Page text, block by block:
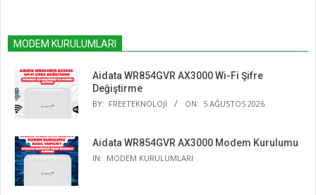
MODEM KURULUMLARI
Aidata WR854GVR AX3000 Wi-Fi Şifre
Değiştirme
BY: FREETEKNOLOJI ON: 5 AĞUSTOS 2026
Aidata WR854GVR AX3000 Modem Kurulumu
IN: MODEM KURULUMLARI